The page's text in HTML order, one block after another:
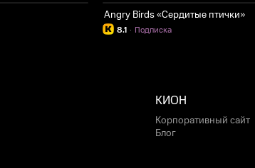
Angry Birds «Сердитые птички»
8.1 Подписка
·
КИОН
Корпоративный сайт
Блог